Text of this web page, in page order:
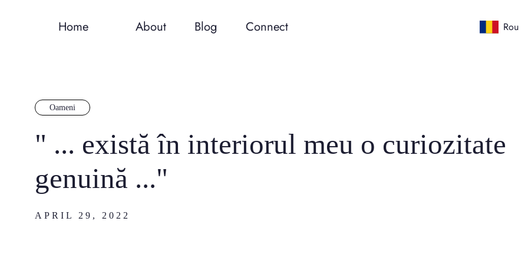
Home About Blog Connect Rou
Oameni
" ... există în interiorul meu o curiozitate
genuină ..."
APRIL 29, 2022